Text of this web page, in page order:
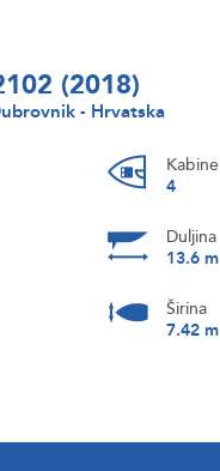
(2018)
- Hrvatska
Kabine
4
Duljina
13.6 m
Širina
7.42 m